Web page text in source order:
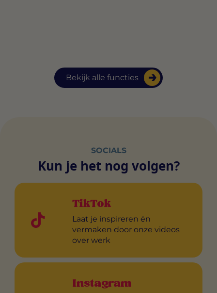
Bekijk alle functies
SOCIALS
Kun je het nog volgen?
TikTok
Laat je inspireren én
vermaken door onze videos
over werk
Instagram